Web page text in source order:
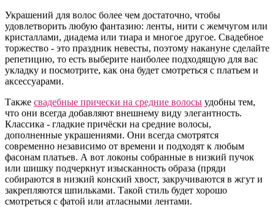
Украшений для волос более чем достаточно, чтобы
удовлетворить любую фантазию: ленты, нити с жемчугом или
кристаллами, диадема или тиара и многое другое. Свадебное
торжество - это праздник невесты, поэтому накануне сделайте
репетицию, то есть выберите наиболее подходящую для вас
укладку и посмотрите, как она будет смотреться с платьем и
аксессуарами.
Также свадебные прически на средние волосы удобны тем,
что они всегда добавляют внешнему виду элегантность.
Классика - гладкие причёски на средние волосы,
дополненные украшениями. Они всегда смотрятся
современно независимо от времени и подходят к любым
фасонам платьев. А вот локоны собранные в низкий пучок
или шишку подчеркнут изысканность образа (пряди
собираются в низкий конский хвост, закручиваются в жгут и
закрепляются шпильками. Такой стиль будет хорошо
смотреться с фатой или атласными лентами.